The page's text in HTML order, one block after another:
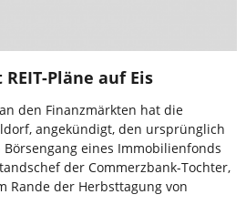
Pläne auf Eis
den Finanzmärkten hat die
angekündigt, den ursprünglich
eines Immobilienfonds
der Commerzbank-Tochter,
Rande der Herbsttagung von